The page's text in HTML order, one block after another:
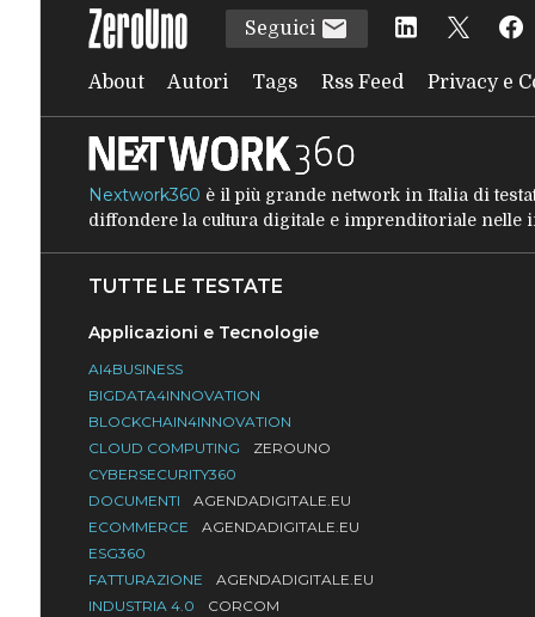
Seguici
About Autori Tags Rss Feed Privacy e
Nextwork360 è il più grande network in Italia di
diffondere la cultura digitale e imprenditoriale nelle
TUTTE LE TESTATE
Applicazioni e Tecnologie
AI4BUSINESS
BIGDATA4INNOVATION
BLOCKCHAIN4INNOVATION
CLOUD COMPUTING
ZEROUNO
CYBERSECURITY360
DOCUMENTI
AGENDADIGITALE.EU
ECOMMERCE
AGENDADIGITALE.EU
ESG360
FATTURAZIONE
AGENDADIGITALE.EU
INDUSTRIA 4.0
CORCOM